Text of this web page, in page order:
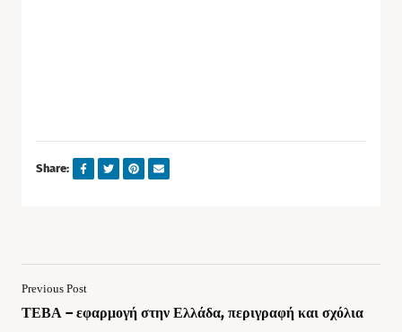
Share:
Previous Post
ΤΕΒΑ – εφαρμογή στην Ελλάδα, περιγραφή και σχόλια